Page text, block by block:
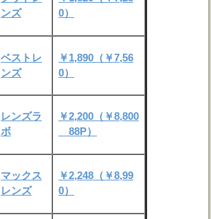
ンズ
0）
ベストレ
ンズ
￥1,890（￥7,56
0）
レンズラ
ボ
￥2,200（￥8,800
88P）
マックス
レンズ
￥2,248（￥8,99
0）